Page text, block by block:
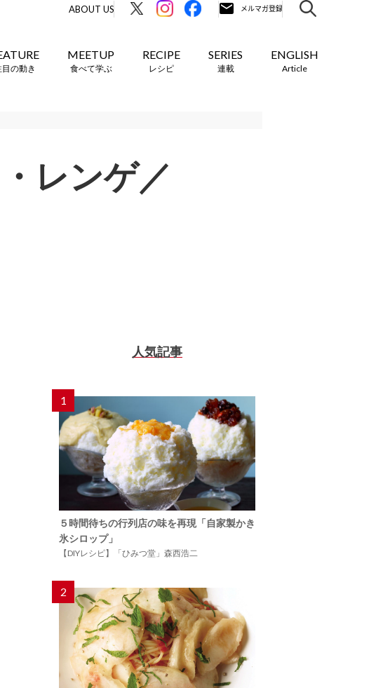
ABOUT US
目の動き
MEETUP
食べて学ぶ
RECIPE
レシピ
SERIES
連載
ENGLISH
Article
レンゲ／
人気記事
1
５時間待ちの行列店の味を再現「自家製かき
氷シロップ」
【DIYレシピ】「ひみつ堂」森西浩二
2